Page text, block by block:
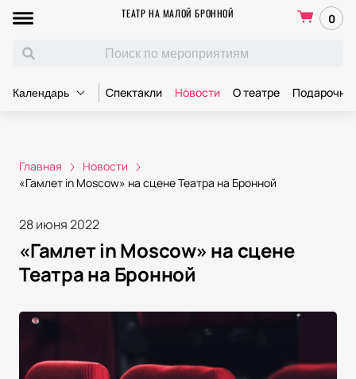
ТЕАТР НА МАЛОЙ БРОННОЙ 0
Календарь Спектакли Новости О театре
Главная
Новости
«Гамлет in Moscow» на сцене Театра на Бронной
28 июня 2022
«Гамлет in Moscow» на сцене
Театра на Бронной